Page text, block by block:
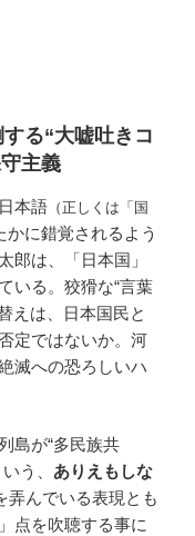
る“大嘘吐きコ
主義
本語 （正しくは「国
に錯覚されるよう
郎は、「日本国」
いる。狡猾な“言葉
えは、日本国民と
定ではないか。河
滅への恐ろしいハ
島が“多民族共
う、 ありえもしな
弄んでいる表現とも
点を吹聴する事に